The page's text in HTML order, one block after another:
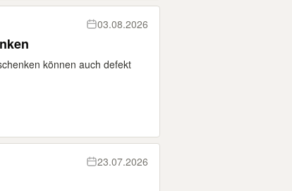
03.08.2026
können auch defekt
23.07.2026